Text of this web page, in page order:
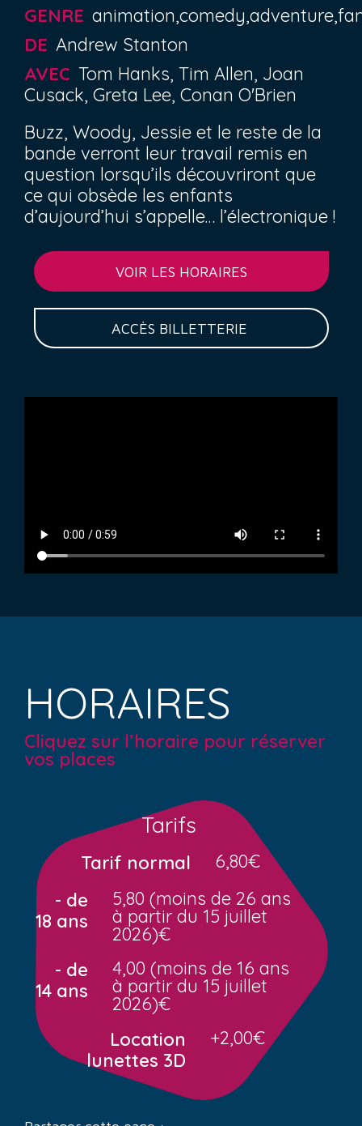
GENRE
DE Andrew Stanton
AVEC Tom Hanks, Tim Allen, Joan
Cusack, Greta Lee, Conan O'Brien
Buzz, Woody, Jessie et le reste de la
bande verront leur travail remis en
question lorsqu’ils découvriront que
ce qui obsède les enfants
d’aujourd’hui s’appelle… l’électronique !
VOIR LES HORAIRES
ACCÈS BILLETTERIE
HORAIRES
Cliquez sur l’horaire pour réserver
vos places
Tarifs
Tarif normal
6,80€
- de
18 ans
5,80 (moins de 26 ans
à partir du 15 juillet
2026)€
- de
14 ans
4,00 (moins de 16 ans
à partir du 15 juillet
2026)€
Location
lunettes 3D
+2,00€